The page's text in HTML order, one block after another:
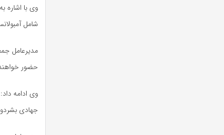
شامل
مدیرعامل
حضور
وی ادامه
جهادی